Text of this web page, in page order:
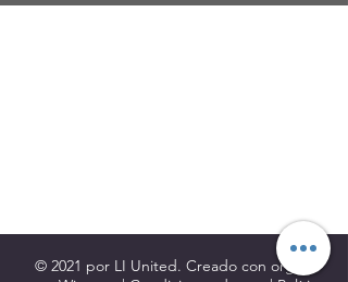
© 2021 por LI United. Creado con orgullo